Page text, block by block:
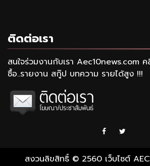
ติดต่อเรา
สนใจร่วมงานกับเรา Aec10news.com
ซื้อ..รายงาน สกู๊ป บทความ รายได้สูง !!!
Facebook
Twitter
สงวนลิขสิทธิ์ © 2560 เว็บไซต์